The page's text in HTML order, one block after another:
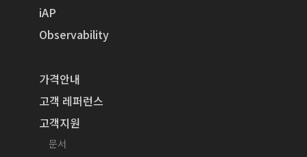
iAP
Observability
가격안내
고객 레퍼런스
고객지원
문서